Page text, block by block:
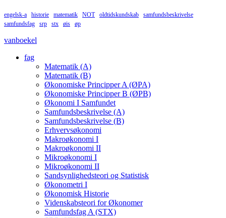
engelsk-a historie matematik NOT oldtidskundskab
samfundsbeskrivelse
samfundsfag
srp stx øis øp
vanboekel
fag
Matematik (A)
Matematik (B)
Økonomiske Principper A (ØPA)
Økonomiske Principper B (ØPB)
Økonomi I Samfundet
Samfundsbeskrivelse (A)
Samfundsbeskrivelse (B)
Erhvervsøkonomi
Makroøkonomi I
Makroøkonomi II
Mikroøkonomi I
Mikroøkonomi II
Sandsynlighedsteori og Statistisk
Økonometri I
Økonomisk Historie
Videnskabsteori for Økonomer
Samfundsfag A (STX)